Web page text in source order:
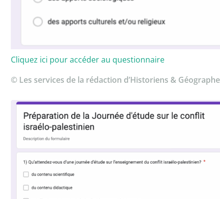
Cliquez ici pour accéder au questionnaire
© Les services de la rédaction d’Historiens &